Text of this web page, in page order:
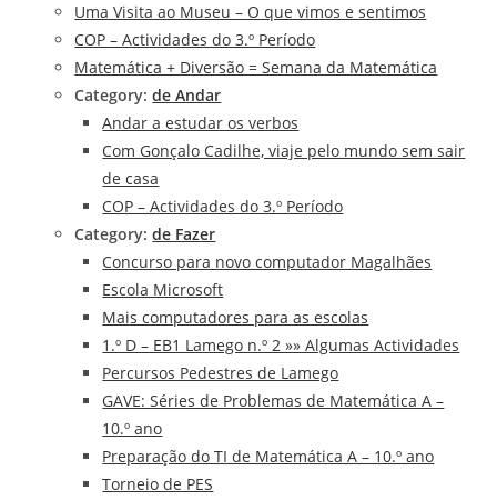
Uma Visita ao Museu – O que vimos e sentimos
COP – Actividades do 3.º Período
Matemática + Diversão = Semana da Matemática
Category:de Andar
Andar a estudar os verbos
Com Gonçalo Cadilhe, viaje pelo mundo sem sair
de casa
COP – Actividades do 3.º Período
Category:de Fazer
Concurso para novo computador Magalhães
Escola Microsoft
Mais computadores para as escolas
1.º D – EB1 Lamego n.º 2 »» Algumas Actividades
Percursos Pedestres de Lamego
GAVE: Séries de Problemas de Matemática A –
10.º ano
Preparação do TI de Matemática A – 10.º ano
Torneio de PES